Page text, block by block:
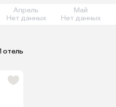
Апрель
Нет данных
Май
Нет данных
отель